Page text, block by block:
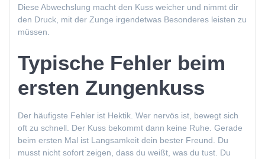
Diese Abwechslung macht den Kuss weicher und nimmt dir
den Druck, mit der Zunge irgendetwas Besonderes leisten zu
müssen.
Typische Fehler beim
ersten Zungenkuss
Der häufigste Fehler ist Hektik. Wer nervös ist, bewegt sich
oft zu schnell. Der Kuss bekommt dann keine Ruhe. Gerade
beim ersten Mal ist Langsamkeit dein bester Freund. Du
musst nicht sofort zeigen, dass du weißt, was du tust. Du